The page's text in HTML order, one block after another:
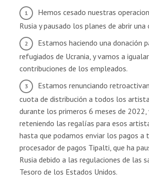
Hemos cesado nuestras
Rusia y pausado los planes de abrir
Estamos haciendo una donación
refugiados de Ucrania, y vamos a
contribuciones de los empleados.
Estamos renunciando
cuota de distribución a todos los
durante los primeros 6 meses de 2022,
reteniendo las regalías para esos
hasta que podamos enviar los pagos a
procesador de pagos Tipalti, que ha
Rusia debido a las regulaciones de las
Tesoro de los Estados Unidos.